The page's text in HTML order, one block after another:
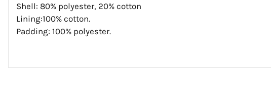
Shell: 80% polyester, 20% cotton
Lining:100% cotton.
Padding: 100% polyester.